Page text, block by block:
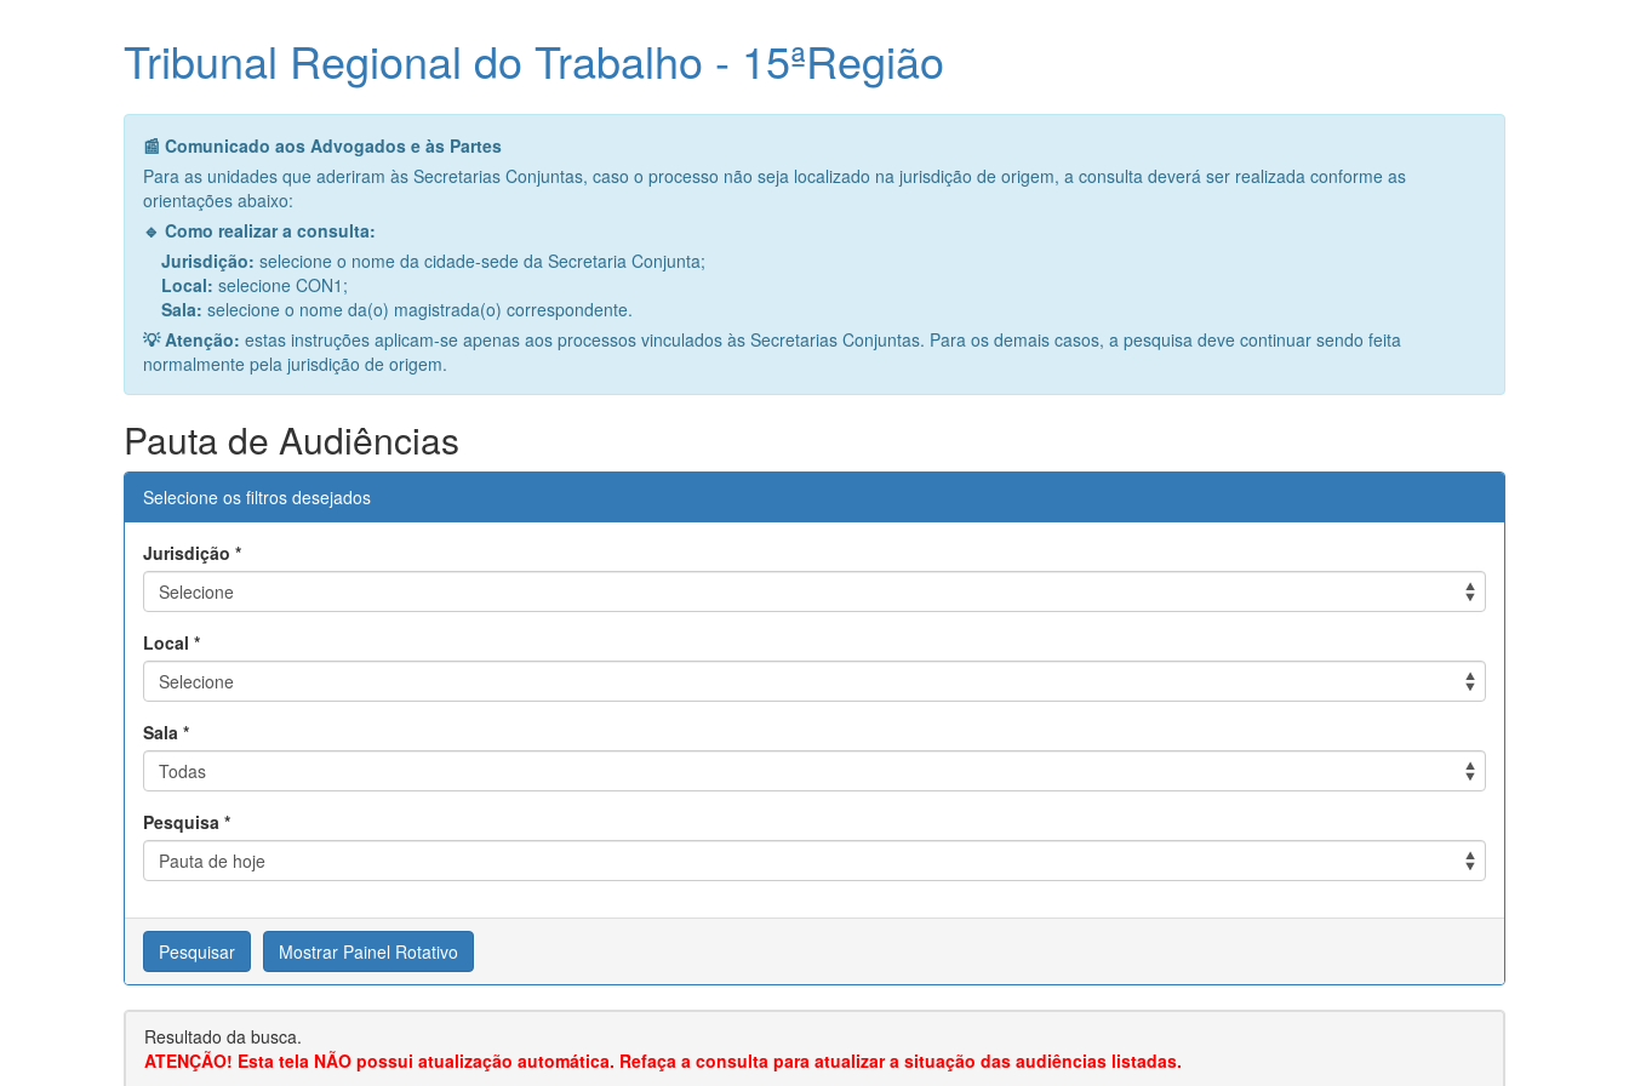
Tribunal Regional do Trabalho - 15ªRegião
📰 Comunicado aos Advogados e às Partes
Para as unidades que aderiram às Secretarias Conjuntas, caso o processo não seja localizado na jurisdição de origem, a consulta deverá ser realizada conforme as
orientações abaixo:
🔹 Como realizar a consulta:
Jurisdição: selecione o nome da cidade-sede da Secretaria Conjunta;
Local: selecione CON1;
Sala: selecione o nome da(o) magistrada(o) correspondente.
💡 Atenção: estas instruções aplicam-se apenas aos processos vinculados às Secretarias Conjuntas. Para os demais casos, a pesquisa deve continuar sendo feita
normalmente pela jurisdição de origem.
Pauta de Audiências
Selecione os filtros desejados
Jurisdição *
Local *
Sala *
Pesquisa *
Pesquisar Mostrar Painel Rotativo
Resultado da busca.
ATENÇÃO! Esta tela NÃO possui atualização automática. Refaça a consulta para atualizar a situação das audiências listadas.